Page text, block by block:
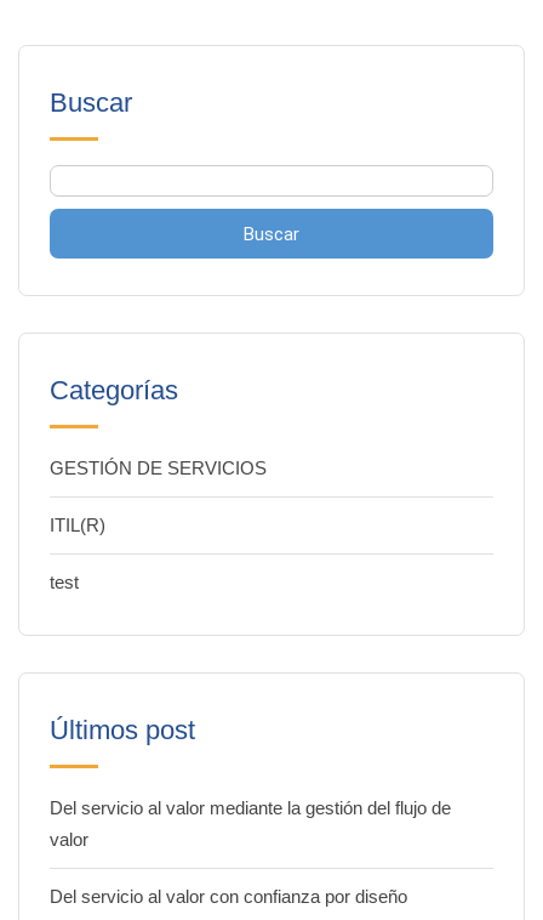
Buscar
Buscar
Categorías
GESTIÓN DE SERVICIOS
ITIL(R)
test
Últimos post
Del servicio al valor mediante la gestión del flujo de
valor
Del servicio al valor con confianza por diseño